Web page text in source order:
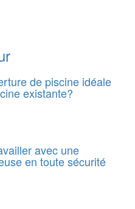
de piscine idéale
existante?
avec une
en toute sécurité